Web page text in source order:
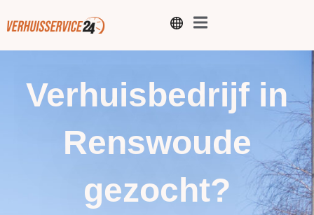
Verhuisbedrijf in
Renswoude
gezocht?